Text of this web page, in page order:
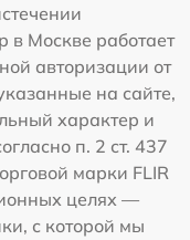
в Москве работает
авторизации от
на сайте,
характер и
п. 2 ст. 437
марки FLIR
целях —
с которой мы